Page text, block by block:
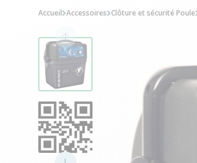
Accueil Accessoires Clôture et sécurité Poule